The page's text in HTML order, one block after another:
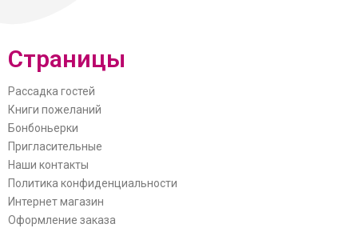
Страницы
Рассадка гостей
Книги пожеланий
Бонбоньерки
Пригласительные
Наши контакты
Политика конфиденциальности
Интернет магазин
Оформление заказа